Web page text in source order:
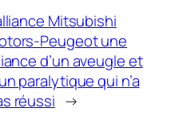
Mitsubishi
Peugeot une
d’un aveugle et
paralytique qui n’a
réussi →